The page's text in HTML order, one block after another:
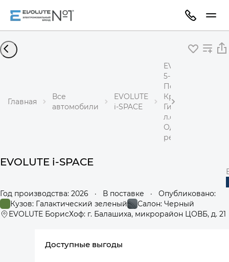
Главная
Все
автомобили
EVOLUTE
i-SPACE
EVOLUTE i-SPACE
5-местный
Полный привод
Кроссовер
Гибрид 1,5 л 367
л.с.
редуктор
EVOLUTE i-SPACE
Год производства: 2026 · В поставке ·
Опубликовано:
Кузов: Галактический зеленый
Салон: Черный
EVOLUTE БорисХоф: г. Балашиха, микрорайон ЦОВБ, д. 21
Доступные выгоды